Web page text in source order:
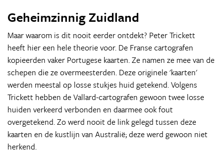
Geheimzinnig Zuidland
Maar waarom is dit nooit eerder ontdekt? Peter Trickett
heeft hier een hele theorie voor. De Franse cartografen
kopieerden vaker Portugese kaarten. Ze namen ze mee van de
schepen die ze overmeesterden. Deze originele 'kaarten'
werden meestal op losse stukjes huid getekend. Volgens
Trickett hebben de Vallard-cartografen gewoon twee losse
huiden verkeerd verbonden en daarmee ook fout
overgetekend. Zo werd nooit de link gelegd tussen deze
kaarten en de kustlijn van Australië; deze werd gewoon niet
herkend.